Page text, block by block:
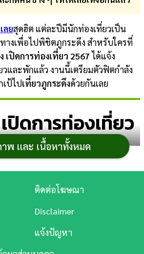
ลยสุดฮิต แต่ละปีมีนักท่องเที่ยวเป็น
างเพื่อไปพิชิตภูกระดึง สำหรับใครที่
เปิดการท่องเที่ยว 2567 ได้แจ้ง
และพักแล้ว งานนี้เตรียมตัวฟิตกำลัง
ป้ไปเที่ยวภูกระดึงด้วยกันเลย
ปิดการท่องเที่ยว
2567
พ และ เนื้อหาทั้งหมด
ติดต่อโฆษณา
Disclaimer
แจ้งปัญหา